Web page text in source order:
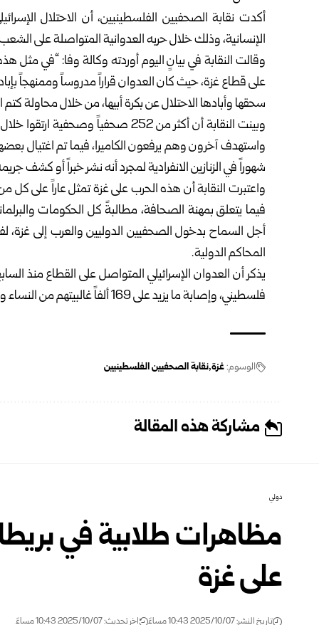
أكدت نقابة الصحفيين الفلسطينيين، أن الاحتلال
الإنسانية، وذلك خلال حربه العدوانية المتواصلة على
وقالت النقابة في بيانٍ اليوم أوردته وكالة وفا: “في مثل
على قطاع غزة، حيث كان العدوان قراراً مدروساً وممنهجاً
سحقها وأبادها الاحتلال عن بكرة أبيها، من خلال محاولة
وبينت النقابة أن أكثر من 252
واستهدف آخرون وهم يرفعون الكاميرا، فيما تم اغتيال
شهوراً في الزنازين الانفرادية لمجرد أنه نشر خبراً أو كشف
واعتبرت النقابة أن هذه الحرب على غزة تمثل عاراً على
فيما يتعلق بمهنة الصحافة، مطالبةً كل الحكومات
أجل السماح بدخول الصحفيين الدوليين والعرب إلى غزة،
المحاكم الدولية.
فلسطيني، وإصابة ما يزيد على 169 ألفاً غالبيتهم من النساء والأطفال، إضافة إلى دمار كبير في مختلف مناحي القطاع.
الوسوم:غزة نقابة الصحفيين الفلسطينيين
مشاركة هذه المقالة
دولي
مظاهرات طلابية في
على غزة
تاريخ النشر: 2025/10/07 10:43 مساءً اخر تحديث: 2025/10/07 10:43 مساءً